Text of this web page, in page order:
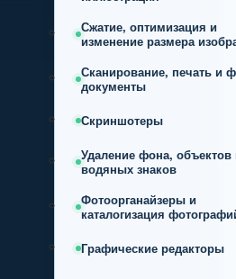
Сжатие, оптимизация и
изменение размера
Сканирование, печать и
документы
Скриншотеры
Удаление фона, объектов
водяных знаков
Фотоорганайзеры и
каталогизация
Графические редакторы